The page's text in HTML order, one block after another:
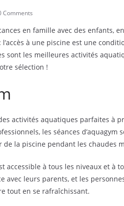
Comments
en famille avec des enfants,
à une piscine est une
sont les meilleures activités
sélection !
activités aquatiques parfaites à
les séances
la piscine pendant les chaudes
accessible à tous les niveaux et à
avec leurs parents, et les
tout en se rafraîchissant.